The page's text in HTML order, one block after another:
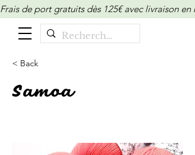
Frais de port gratuits dès 125€ avec livraison
< Back
Samoa